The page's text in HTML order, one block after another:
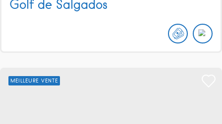
Golf de Salgados
MEILLEURE VENTE